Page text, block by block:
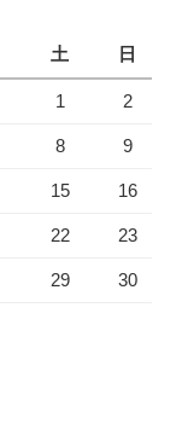
土 日
1 2
8 9
15 16
22 23
29 30